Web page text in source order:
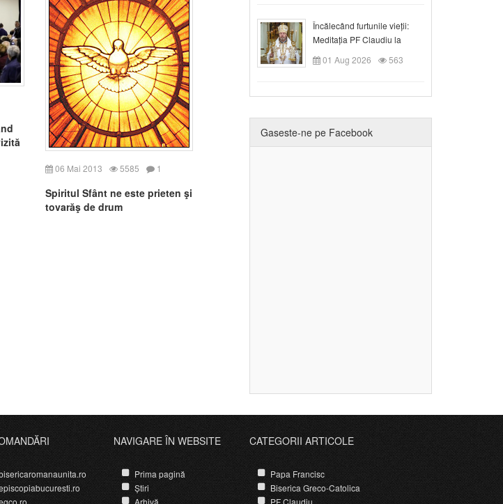
06 Mai 2013 5585 1
Spiritul Sfânt ne este prieten şi
tovarăş de drum
Încălecând furtunile vieții:
Meditația PF Claudiu la
Duminica a IX-a după Rusalii
01 Aug 2026 563
Gaseste-ne pe Facebook
NAVIGARE ÎN WEBSITE
Prima pagină
Știri
Arhivă
CATEGORII ARTICOLE
Papa Francisc
Biserica Greco-Catolica
PF Claudiu